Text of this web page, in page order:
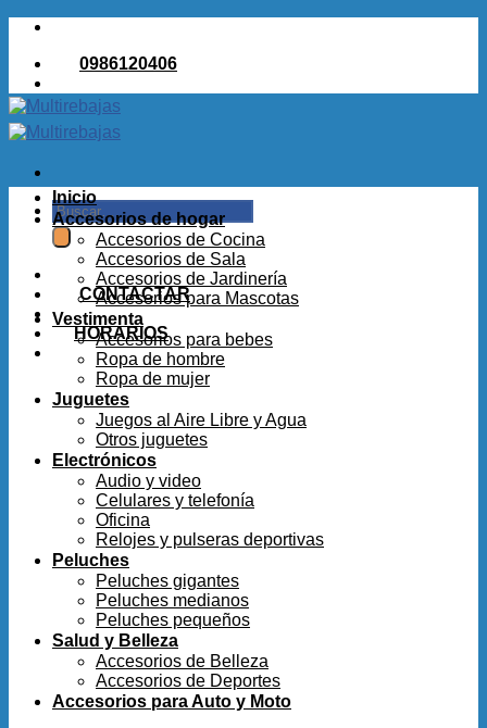
Saltar
contenido0986120406
Buscar
por:
CONTACTAR
HORARIOS
Inicio
Accesorios de hogar
Accesorios de Cocina
Accesorios de Sala
Accesorios de Jardinería
Accesorios para Mascotas
Vestimenta
Accesorios para bebes
Ropa de hombre
Ropa de mujer
Juguetes
Juegos al Aire Libre y Agua
Otros juguetes
Electrónicos
Audio y video
Celulares y telefonía
Oficina
Relojes y pulseras deportivas
Peluches
Peluches gigantes
Peluches medianos
Peluches pequeños
Salud y Belleza
Accesorios de Belleza
Accesorios de Deportes
Accesorios para Auto y Moto